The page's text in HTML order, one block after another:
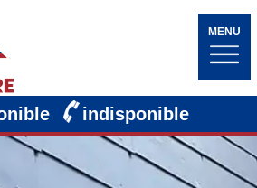
MENU
indisponible